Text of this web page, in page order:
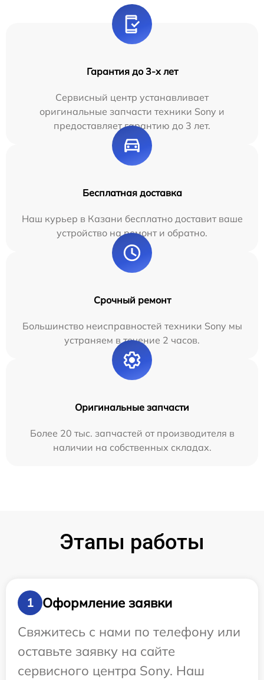
Гарантия до 3-х лет
Сервисный центр устанавливает
оригинальные запчасти техники Sony и
предоставляет гарантию до 3 лет.
Бесплатная доставка
Наш курьер в Казани бесплатно доставит ваше
устройство на ремонт и обратно.
Срочный ремонт
Большинство неисправностей техники Sony мы
устраняем в течение 2 часов.
Оригинальные запчасти
Более 20 тыс. запчастей от производителя в
наличии на собственных складах.
Этапы работы
1
Оформление заявки
Свяжитесь с нами по телефону или
оставьте заявку на сайте
сервисного центра Sony. Наш